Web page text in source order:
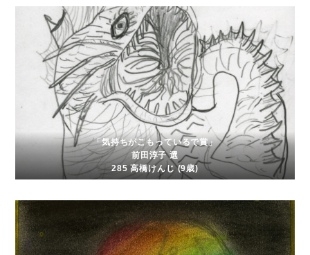
「気持ちがこもっているで賞」
前田淳子 選
285 高橋けんじ (9歳)